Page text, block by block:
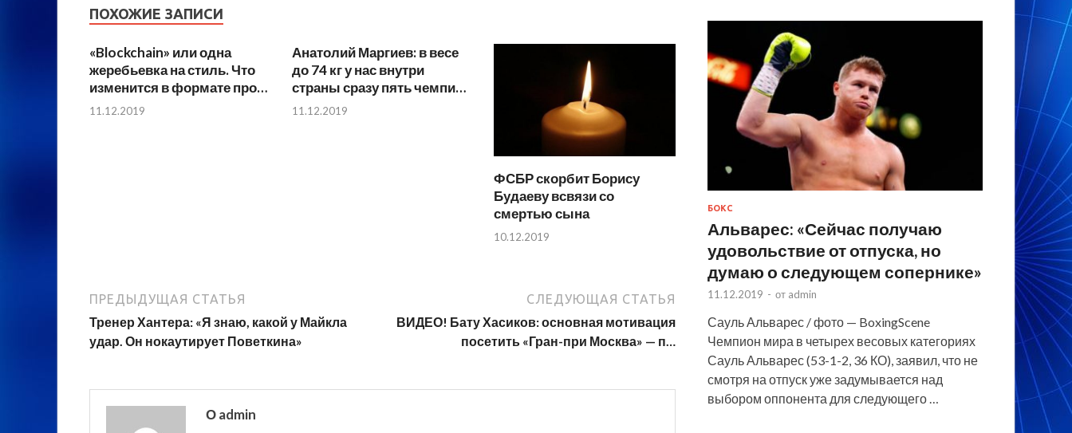
ПОХОЖИЕ ЗАПИСИ
«Blockchain» или одна
жеребьевка на стиль. Что
изменится в формате про…
11.12.2019
Анатолий Маргиев: в весе
до 74 кг у нас внутри
страны сразу пять чемпи…
11.12.2019
ФСБР скорбит Борису
Будаеву всвязи со
смертью сына
10.12.2019
ПРЕДЫДУЩАЯ СТАТЬЯ
Тренер Хантера: «Я знаю, какой у Майкла
удар. Он нокаутирует Поветкина»
СЛЕДУЮЩАЯ СТАТЬЯ
ВИДЕО! Бату Хасиков: основная мотивация
посетить «Гран-при Москва» — п…
О admin
БОКС
Альварес: «Сейчас получаю
удовольствие от отпуска, но
думаю о следующем сопернике»
11.12.2019 - от admin
Сауль Альварес / фото — BoxingScene
Чемпион мира в четырех весовых категориях
Сауль Альварес (53-1-2, 36 КО), заявил, что не
смотря на отпуск уже задумывается над
выбором оппонента для следующего …